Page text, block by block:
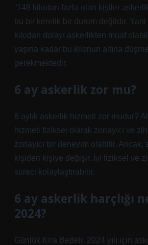
“148 kilodan fazla olan kişiler
bu bir kerelik bir durum değildir.
kilodan dolayı askerlikten muaf
yaşına kadar bu kilonun altına
gerekmektedir.
6 ay askerlik zor mu?
6 aylık askerlik hizmeti zor mudur?
hizmeti fiziksel olarak zorlayıcı ve
zorlayıcı bir deneyim olabilir. Ancak,
kişiden kişiye değişir. İyi fiziksel ve
süreci kolaylaştırabilir.
6 ay askerlik harçlığı
2024?
Günlük Kira Bedeli: 2024 yılı için